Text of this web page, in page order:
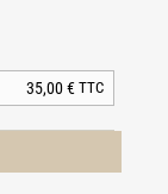
35,00 € TTC